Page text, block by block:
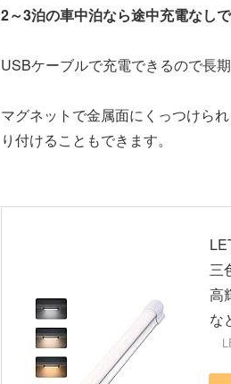
2～3泊の車中泊なら途中充電なし
USBケーブルで充電できるので長
マグネットで金属面にくっつけら
り付けることもできます。
三
高
な